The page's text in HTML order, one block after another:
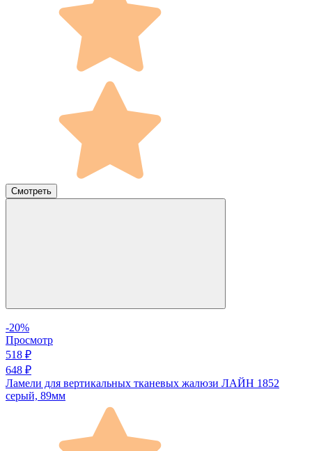
Смотреть
-20%
Просмотр
518 ₽
648 ₽
Ламели для вертикальных тканевых жалюзи ЛАЙН 1852
серый, 89мм